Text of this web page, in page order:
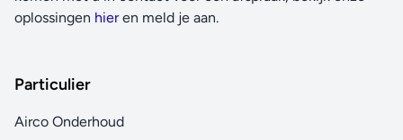
oplossingen hieren meld je aan.
Particulier
Airco Onderhoud